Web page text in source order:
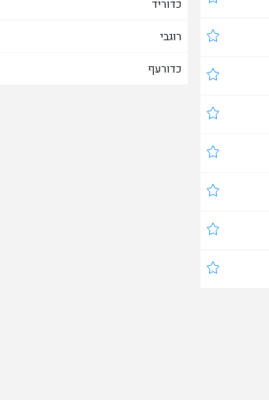
איסלנד
איראן
אירופה
כדוריד
רוגבי
כדורעף